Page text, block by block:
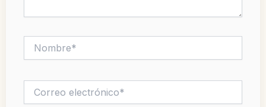
electrónico*